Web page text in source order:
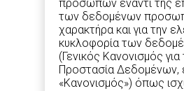
προσώπων έναντι της
των δεδομένων
χαρακτήρα και για την
κυκλοφορία των
(Γενικός Κανονισμός για
Προστασία Δεδομένων,
«Κανονισμός») όπως